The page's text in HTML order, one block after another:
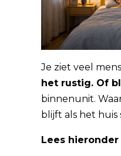
Je ziet veel
het rustig. Of
binnenunit.
blijft als het huis
Lees